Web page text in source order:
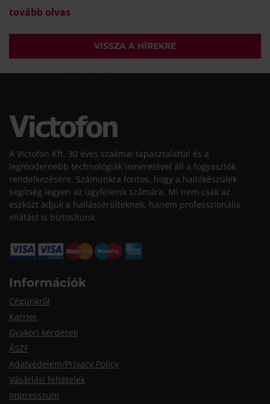
tovább olvas
VISSZA A HÍREKRE
A Victofon Kft. 30 éves szakmai tapasztalattal és a
legmodernebb technológiák ismeretével áll a fogyasztók
rendelkezésére. Számunkra fontos, hogy a hallókészülék
segítség legyen az ügyfeleink számára. Mi nem csak az
eszközt adjuk a hallássérülteknek, hanem professzionális
ellátást is biztosítunk.
Információk
Cégünkről
Karrier
Gyakori kérdések
ÁSZF
Adatvédelem/Privacy Policy
Vásárlási feltételek
Impresszum